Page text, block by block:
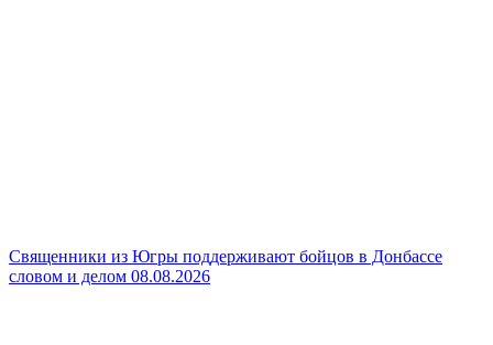
Священники из Югры поддерживают бойцов в Донбассе
словом и делом 08.08.2026